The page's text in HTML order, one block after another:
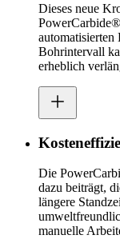
Dieses neue
automatisierten
Bohrintervall
erheblich
Die
dazu beiträgt,
längere
manuelle